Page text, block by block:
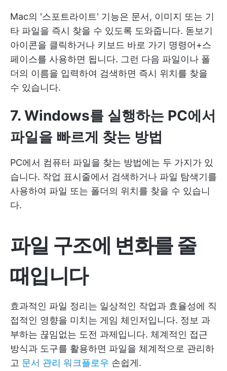
Mac의 '스포트라이트' 기능은 문서, 이미지 또는 기
타 파일을 즉시 찾을 수 있도록 도와줍니다. 돋보기
아이콘을 클릭하거나 키보드 바로 가기 명령어+스
페이스를 사용하면 됩니다. 그런 다음 파일이나 폴
더의 이름을 입력하여 검색하면 즉시 위치를 찾을
수 있습니다.
7. Windows를 실행하는 PC에서
파일을 빠르게 찾는 방법
PC에서 컴퓨터 파일을 찾는 방법에는 두 가지가 있
습니다. 작업 표시줄에서 검색하거나 파일 탐색기를
사용하여 파일 또는 폴더의 위치를 찾을 수 있습니
다.
파일 구조에 변화를 줄
때입니다
효과적인 파일 정리는 일상적인 작업과 효율성에 직
접적인 영향을 미치는 게임 체인저입니다. 정보 과
부하는 끊임없는 도전 과제입니다. 체계적인 접근
방식과 도구를 활용하면 파일을 체계적으로 관리하
고 문서 관리 워크플로우 손쉽게.